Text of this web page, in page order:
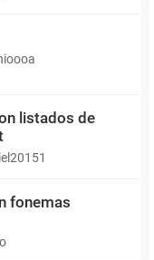
listados de
fonemas